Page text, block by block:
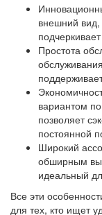
внешний
Простота
вариантом
позволяет
постоянной
Широкий
обширным
идеальный
Все эти
для тех, кто ищет